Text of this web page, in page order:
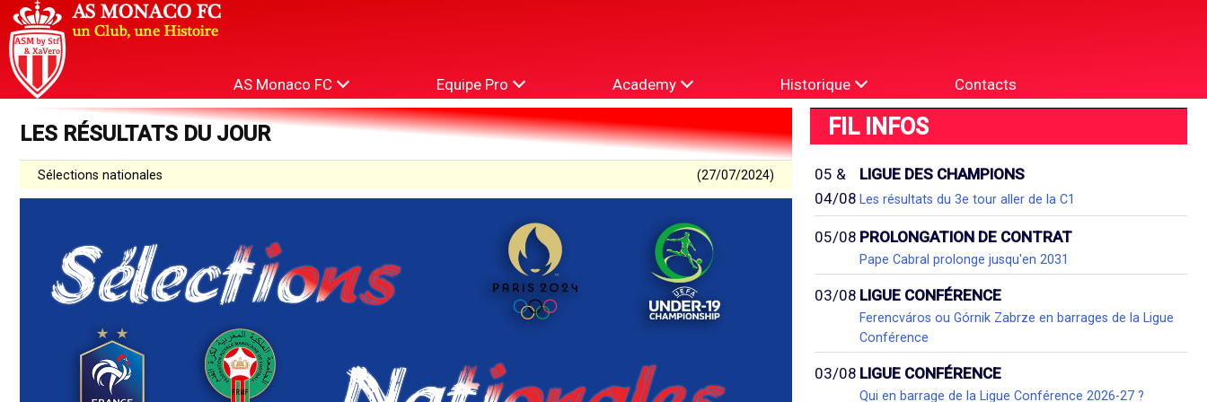
AS Monaco FC Equipe Pro Academy Historique Contacts
LES RÉSULTATS DU JOUR
Sélections nationales (27/07/2024)
FIL INFOS
05 &
04/08
LIGUE DES CHAMPIONS
Les résultats du 3e tour aller de la C1
05/08 PROLONGATION DE CONTRAT
Pape Cabral prolonge jusqu'en 2031
03/08 LIGUE CONFÉRENCE
Ferencváros ou Górnik Zabrze en barrages de la Ligue
Conférence
03/08 LIGUE CONFÉRENCE
Qui en barrage de la Ligue Conférence 2026-27 ?